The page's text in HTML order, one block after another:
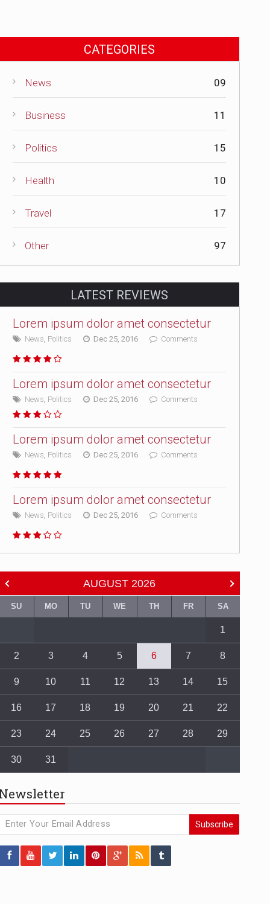
CATEGORIES
News 09
Business 11
Politics 15
Health 10
Travel 17
Other 97
LATEST REVIEWS
Lorem ipsum dolor amet consectetur
News, Politics Dec 25, 2016 Comments
Lorem ipsum dolor amet consectetur
News, Politics Dec 25, 2016 Comments
Lorem ipsum dolor amet consectetur
News, Politics Dec 25, 2016 Comments
Lorem ipsum dolor amet consectetur
News, Politics Dec 25, 2016 Comments
AUGUST 2026
SU MO TU WE TH FR SA
1
2 3 4 5 6 7 8
9 10 11 12 13 14 15
16 17 18 19 20 21 22
23 24 25 26 27 28 29
30 31
Newsletter
Subscribe